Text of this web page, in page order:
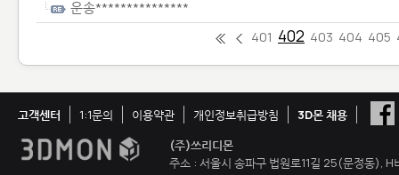
운송***************
401 402 403 404 405
고객센터 1:1문의 이용약관 개인정보취급방침
3D몬 채용
(주)쓰리디몬
주소 : 서울시 송파구 법원로11길 25(문정동),